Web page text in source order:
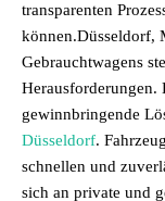
transparenten
können.Düsseldorf,
Gebrauchtwagens
Herausforderungen.
gewinnbringende
Düsseldorf.
schnellen und
sich an private und